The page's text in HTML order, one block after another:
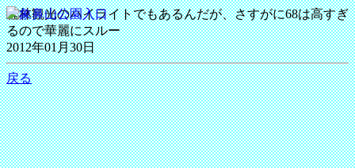
桂林観光のハイライトでもあるんだが、さすがに68は高すぎ
るので華麗にスルー
2012年01月30日
戻る